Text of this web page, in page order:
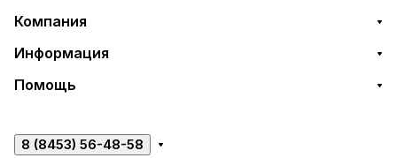
Компания
Информация
Помощь
8 (8453) 56-48-58